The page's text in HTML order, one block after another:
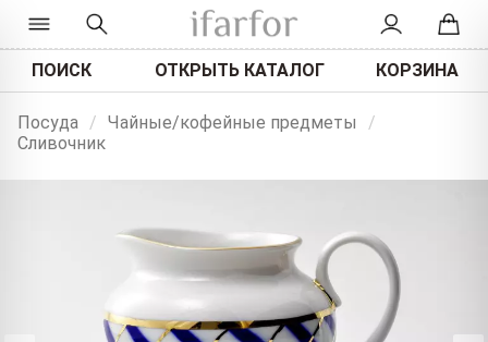
ПОИСК ОТКРЫТЬ КАТАЛОГ КОРЗИНА
Посуда / Чайные/кофейные предметы
/
Сливочник